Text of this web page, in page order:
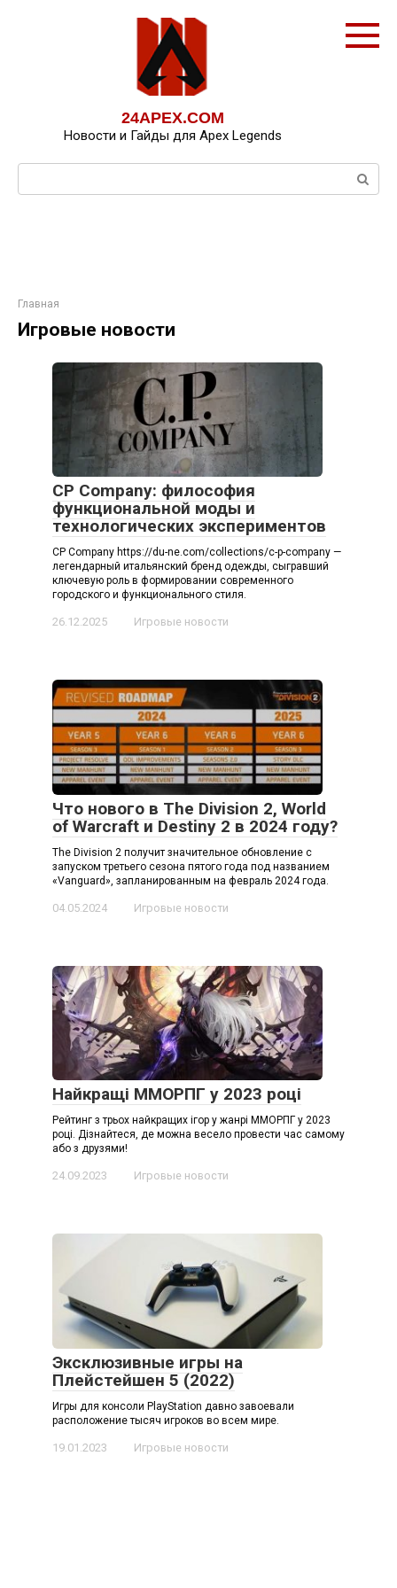
24APEX.COM
Новости и Гайды для Apex Legends
Поиск:
Главная
Игровые новости
CP Company: философия
функциональной моды и
технологических экспериментов
CP Company https://du-ne.com/collections/c-p-company —
легендарный итальянский бренд одежды, сыгравший
ключевую роль в формировании современного
городского и функционального стиля.
26.12.2025 Игровые новости
Что нового в The Division 2, World
of Warcraft и Destiny 2 в 2024 году?
The Division 2 получит значительное обновление с
запуском третьего сезона пятого года под названием
«Vanguard», запланированным на февраль 2024 года.
04.05.2024 Игровые новости
Найкращі ММОРПГ у 2023 році
Рейтинг з трьох найкращих ігор у жанрі ММОРПГ у 2023
році. Дізнайтеся, де можна весело провести час самому
або з друзями!
24.09.2023 Игровые новости
Эксклюзивные игры на
Плейстейшен 5 (2022)
Игры для консоли PlayStation давно завоевали
расположение тысяч игроков во всем мире.
19.01.2023 Игровые новости